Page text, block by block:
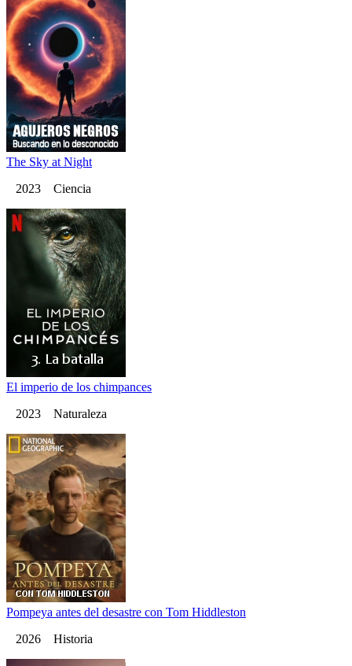
The Sky at Night
2023 Ciencia
El imperio de los chimpances
2023 Naturaleza
Pompeya antes del desastre con Tom Hiddleston
2026 Historia